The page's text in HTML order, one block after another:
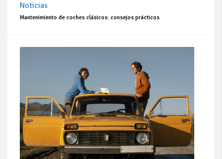
Noticias
Mantenimiento de coches clásicos: consejos prácticos